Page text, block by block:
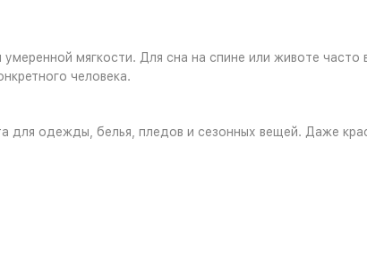
мягкости. Для сна на спине или животе часто
человека.
для одежды, белья, пледов и сезонных вещей. Даже